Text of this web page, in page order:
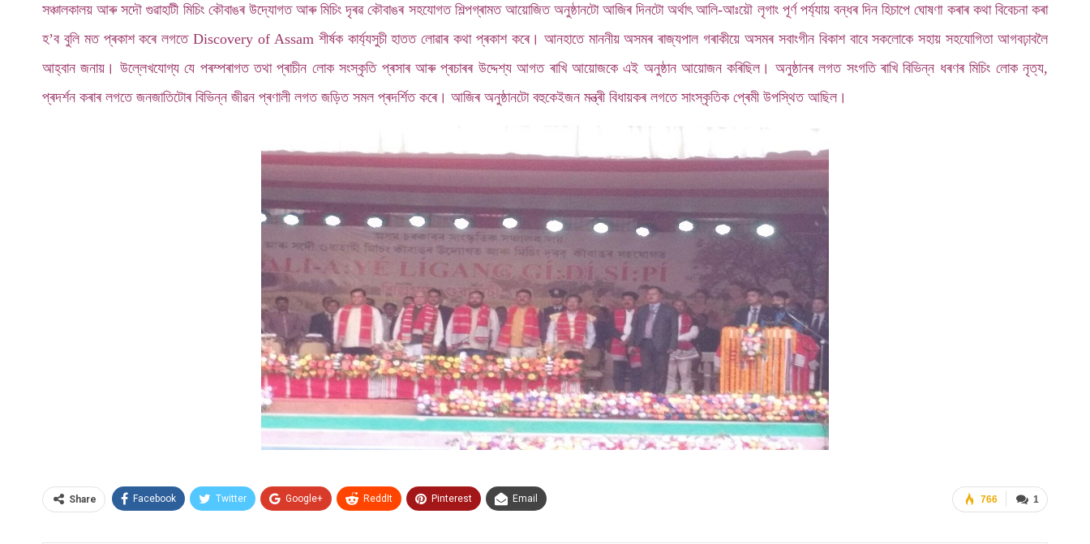
সঞ্চালকালয় আৰু সদৌ গুৱাহাটী মিচিং কৌবাঙৰ উদ্যোগত আৰু মিচিং দৃৰৱ কৌবাঙৰ সহযোগত শিল্পগ্ৰামত আয়োজিত অনুষ্ঠানটো আজিৰ দিনটো অৰ্থাৎ আলি-আঃয়ৌ লৃগাং পূৰ্ণ পৰ্য্যায় বন্ধৰ দিন হিচাপে ঘোষণা কৰাৰ কথা বিবেচনা কৰা
হ’ব বুলি মত প্ৰকাশ কৰে লগতে Discovery of Assam শীৰ্ষক কাৰ্য্যসুচী হাতত লোৱাৰ কথা প্ৰকাশ কৰে। আনহাতে মাননীয় অসমৰ ৰাজ্যপাল গৰাকীয়ে অসমৰ সবাংগীন বিকাশ বাবে সকলোকে সহায় সহযোগিতা আগবঢ়াবলৈ
আহ্বান জনায়। উল্লেখযোগ্য যে পৰম্পৰাগত তথা প্ৰাচীন লোক সংস্কৃতি প্ৰসাৰ আৰু প্ৰচাৰৰ উদ্দেশ্য আগত ৰাখি আয়োজকে এই অনুষ্ঠান আয়োজন কৰিছিল। অনুষ্ঠানৰ লগত সংগতি ৰাখি বিভিন্ন ধৰণৰ মিচিং লোক নৃত্য,
প্ৰদৰ্শন কৰাৰ লগতে জনজাতিটোৰ বিভিন্ন জীৱন প্ৰণালী লগত জড়িত সমল প্ৰদৰ্শিত কৰে। আজিৰ অনুষ্ঠানটো বহুকেইজন মন্ত্ৰী বিধায়কৰ লগতে সাংস্কৃতিক প্ৰেমী উপস্থিত আছিল।
1
766
Share Facebook Twitter Google+ ReddIt Pinterest Email